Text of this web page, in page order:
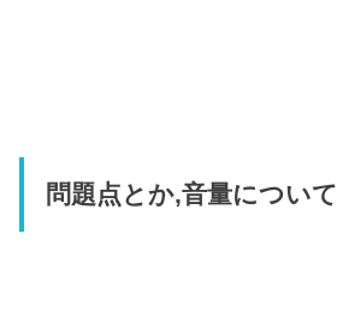
問題点とか,音量について